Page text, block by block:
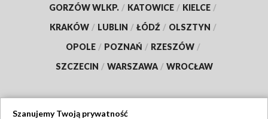
GORZÓW WLKP. / KATOWICE / KIELCE /
KRAKÓW / LUBLIN / ŁÓDŹ / OLSZTYN /
OPOLE / POZNAŃ / RZESZÓW /
SZCZECIN / WARSZAWA / WROCŁAW
Szanujemy Twoją prywatność